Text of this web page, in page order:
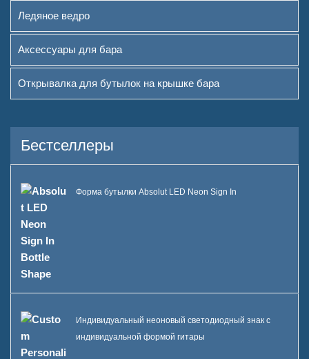
Ледяное ведро
Аксессуары для бара
Открывалка для бутылок на крышке бара
Бестселлеры
Форма бутылки Absolut LED Neon Sign In
Индивидуальный неоновый светодиодный знак с
индивидуальной формой гитары